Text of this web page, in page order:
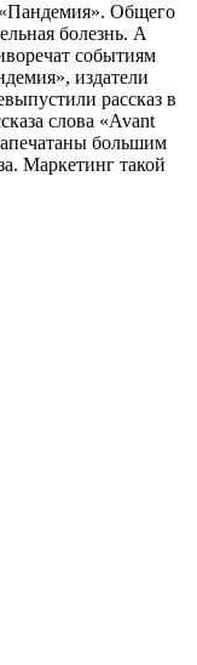
Общего
болезнь. А
событиям
издатели
рассказ в
слова «Avant
большим
Маркетинг такой